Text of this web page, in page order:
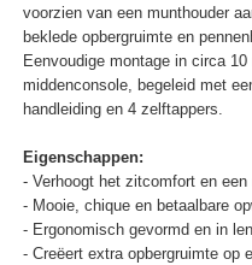
voorzien van een munthouder
beklede opbergruimte en
Eenvoudige montage in circa
middenconsole, begeleid met
handleiding en 4 zelftappers.
Eigenschappen:
- Verhoogt het zitcomfort en
- Mooie, chique en betaalbare
- Ergonomisch gevormd en in
- Creëert extra opbergruimte op